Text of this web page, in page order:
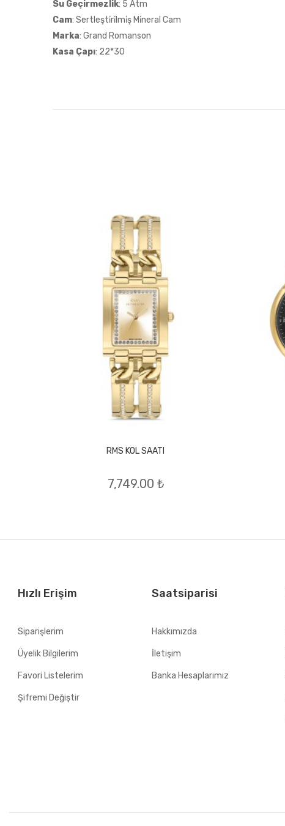
Su Geçirmezlik: 5 Atm
Cam: Sertleşti̇ri̇lmi̇ş Mi̇neral Cam
Marka: Grand Romanson
Kasa Çapı: 22*30
RMS KOL SAATI
7,749.00 ₺
Hızlı Erişim
Siparişlerim
Üyelik Bilgilerim
Favori Listelerim
Şifremi Değiştir
Saatsiparisi
Hakkımızda
İletişim
Banka Hesaplarımız